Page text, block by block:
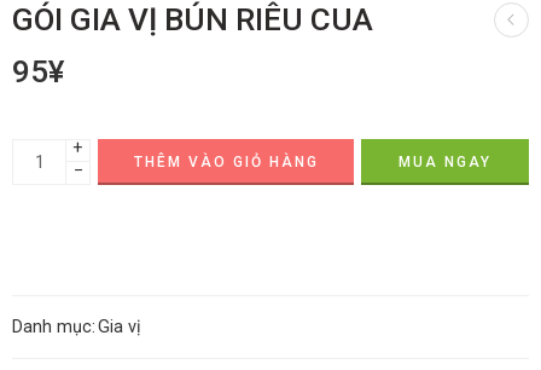
GÓI GIA VỊ BÚN RIÊU CUA
95¥
+
−
THÊM VÀO GIỎ HÀNG MUA NGAY
Danh mục:Gia vị